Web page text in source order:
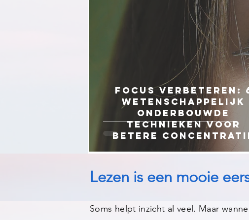
Focus verbeteren:
wetenschappelijk
onderbouwde
technieken voor
betere
Lezen is een mooie
Soms helpt inzicht al veel. Maar